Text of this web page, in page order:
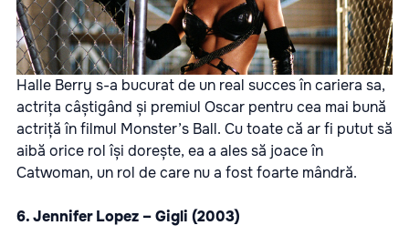
Halle Berry s-a bucurat de un real succes în cariera sa,
actrița câștigând și premiul Oscar pentru cea mai bună
actriță în filmul Monster’s Ball. Cu toate că ar fi putut să
aibă orice rol își dorește, ea a ales să joace în
Catwoman, un rol de care nu a fost foarte mândră.
6. Jennifer Lopez – Gigli (2003)